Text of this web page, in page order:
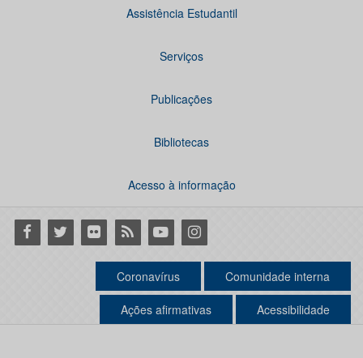
Assistência Estudantil
Serviços
Publicações
Bibliotecas
Acesso à informação
Facebook
Twitter Flickr RSS YoutubeInstagram
Coronavírus Comunidade interna
Ações afirmativas Acessibilidade